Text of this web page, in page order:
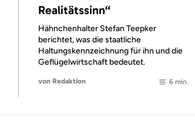
Realitätssinn“
Hähnchenhalter Stefan Teepker
berichtet, was die staatliche
Haltungskennzeichnung für ihn und die
Geflügelwirtschaft bedeutet.
von Redaktion 6 min.